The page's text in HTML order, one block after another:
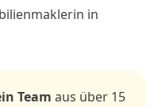
in
Team aus über 15